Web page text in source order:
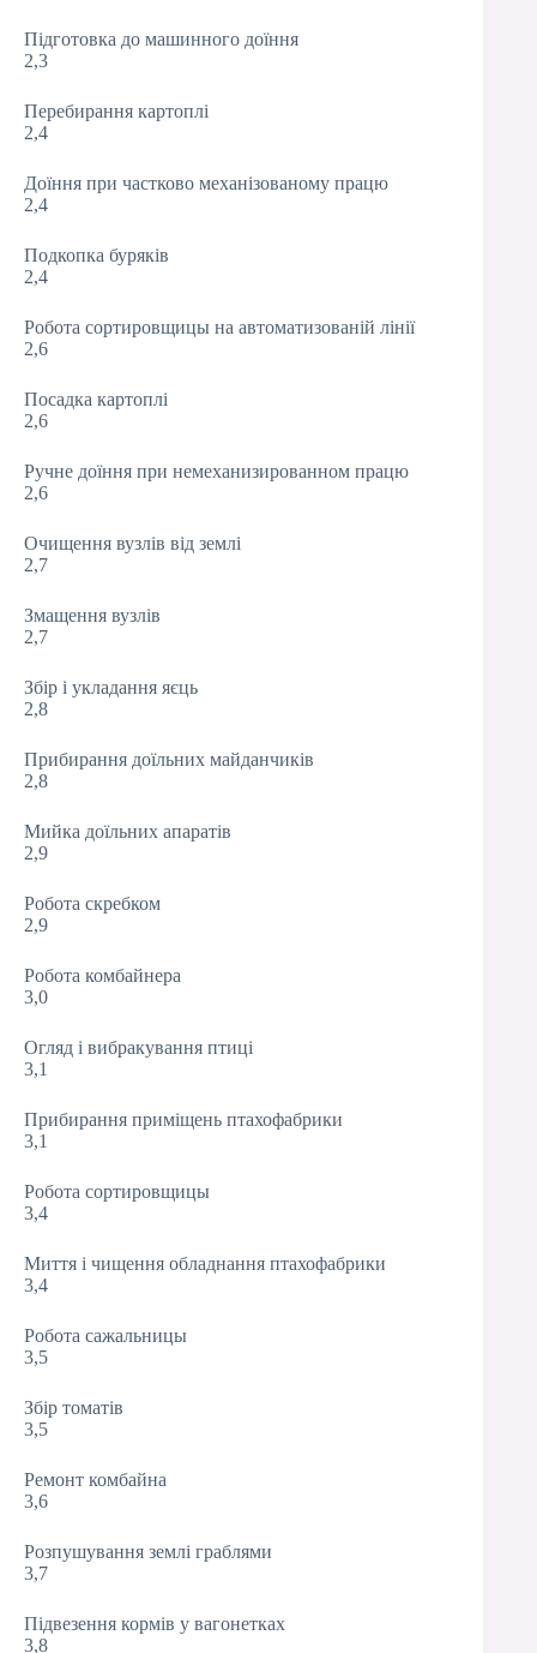
Підготовка до машинного доїння
2,3
Перебирання картоплі
2,4
Доїння при частково механізованому працю
2,4
Подкопка буряків
2,4
Робота сортировщицы на автоматизованій лінії
2,6
Посадка картоплі
2,6
Ручне доїння при немеханизированном працю
2,6
Очищення вузлів від землі
2,7
Змащення вузлів
2,7
Збір і укладання яєць
2,8
Прибирання доїльних майданчиків
2,8
Мийка доїльних апаратів
2,9
Робота скребком
2,9
Робота комбайнера
3,0
Огляд і вибракування птиці
3,1
Прибирання приміщень птахофабрики
3,1
Робота сортировщицы
3,4
Миття і чищення обладнання птахофабрики
3,4
Робота сажальницы
3,5
Збір томатів
3,5
Ремонт комбайна
3,6
Розпушування землі граблями
3,7
Підвезення кормів у вагонетках
3,8